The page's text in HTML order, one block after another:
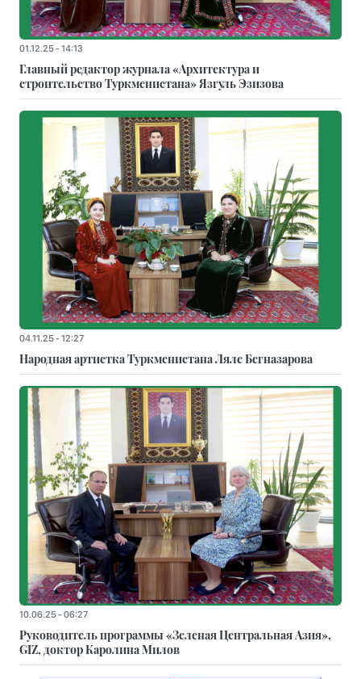
01.12.25 - 14:13
Главный редактор журнала «Архитектура и
строительство Туркменистана» Язгуль Эзизова
04.11.25 - 12:27
Народная артистка Туркменистана Ляле Бегназарова
10.06.25 - 06:27
Руководитель программы «Зеленая Центральная Азия»,
GIZ, доктор Каролина Милов